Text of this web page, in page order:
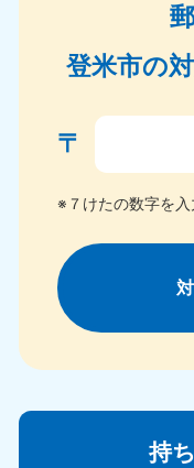
登米市の
〒
※７けたの数字を入
持